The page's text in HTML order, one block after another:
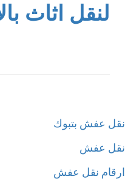
لنقل اثاث
عفش بتبوك
عفش
نقل عفش